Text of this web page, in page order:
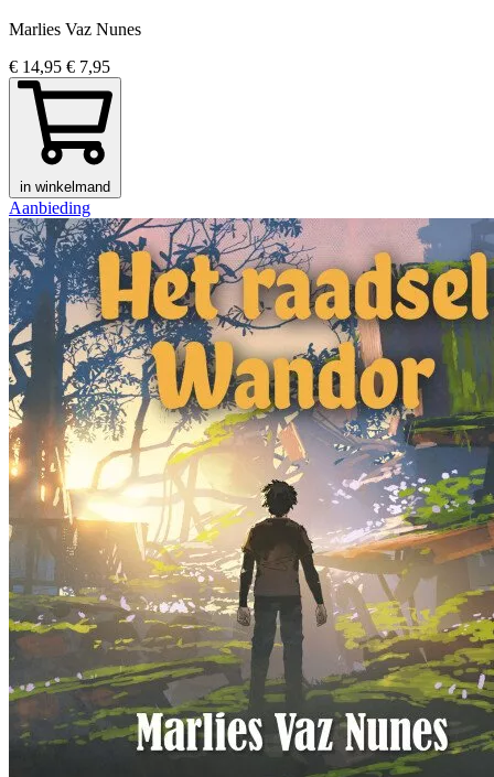
Marlies Vaz Nunes
€ 14,95 € 7,95
in winkelmand
Aanbieding